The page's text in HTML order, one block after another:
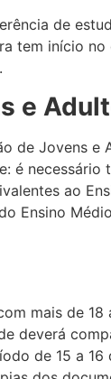
de
tem início
e
de Jovens e
é necessário
ao
Ensino
mais de 18
deverá
de 15 a 16